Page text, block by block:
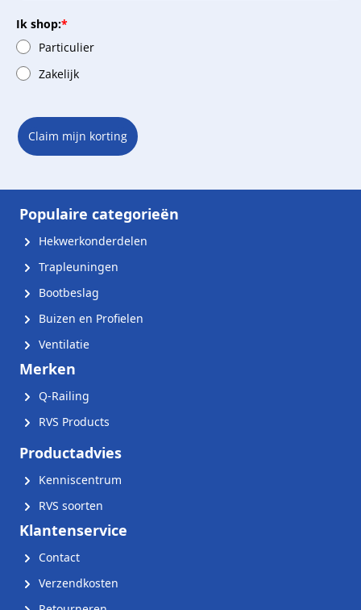
Ik shop:*
Particulier
Zakelijk
Claim mijn korting
Populaire categorieën
Hekwerkonderdelen
Trapleuningen
Bootbeslag
Buizen en Profielen
Ventilatie
Merken
Q-Railing
RVS Products
Productadvies
Kenniscentrum
RVS soorten
Klantenservice
Contact
Verzendkosten